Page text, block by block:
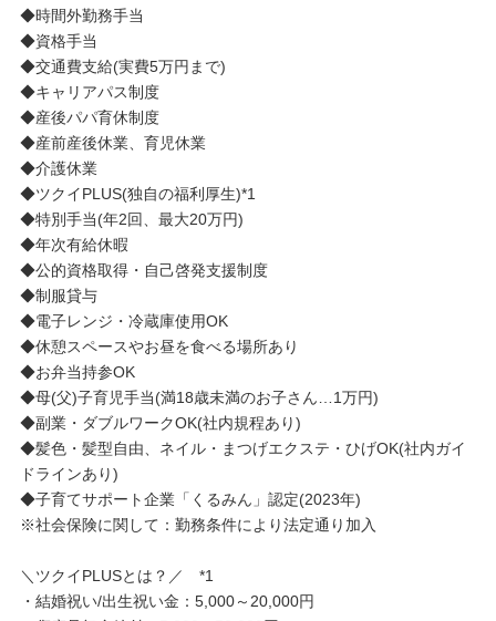
◆時間外勤務手当
◆資格手当
◆交通費支給(実費5万円まで)
◆キャリアパス制度
◆産後パパ育休制度
◆産前産後休業、育児休業
◆介護休業
◆ツクイPLUS(独自の福利厚生)*1
◆特別手当(年2回、最大20万円)
◆年次有給休暇
◆公的資格取得・自己啓発支援制度
◆制服貸与
◆電子レンジ・冷蔵庫使用OK
◆休憩スペースやお昼を食べる場所あり
◆お弁当持参OK
◆母(父)子育児手当(満18歳未満のお子さん…1万円)
◆副業・ダブルワークOK(社内規程あり)
◆髪色・髪型自由、ネイル・まつげエクステ・ひげOK(社内ガイ
ドラインあり)
◆子育てサポート企業「くるみん」認定(2023年)
※社会保険に関して：勤務条件により法定通り加入
＼ツクイPLUSとは？／ *1
・結婚祝い/出生祝い金：5,000～20,000円